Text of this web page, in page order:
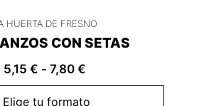
HUERTA DE FRESNO
CON SETAS
5,15 € - 7,80 €
Elige tu formato